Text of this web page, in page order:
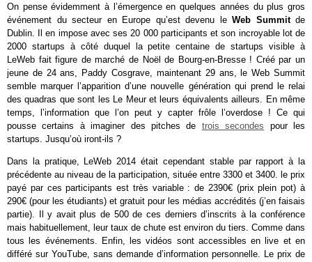
On pense évidemment à l’émergence en quelques années du plus gros
événement du secteur en Europe qu’est devenu le Web Summitde
Dublin. Il en impose avec ses 20 000 participants et son incroyable lot de
2000 startups à côté duquel la petite centaine de startups visible à
LeWeb fait figure de marché de Noël de Bourg-en-Bresse ! Créé par un
jeune de 24 ans, Paddy Cosgrave, maintenant 29 ans, le Web Summit
semble marquer l’apparition d’une nouvelle génération qui prend le relai
des quadras que sont les Le Meur et leurs équivalents ailleurs. En même
temps, l’information que l’on peut y capter frôle l’overdose ! Ce qui
pousse certains à imaginer des pitches de trois secondes pour les
startups. Jusqu’où iront-ils ?
Dans la pratique, LeWeb 2014 était cependant stable par rapport à la
précédente au niveau de la participation, située entre 3300 et 3400. le prix
payé par ces participants est très variable : de 2390€ (prix plein pot) à
290€ (pour les étudiants) et gratuit pour les médias accrédités (j’en faisais
partie). Il y avait plus de 500 de ces derniers d’inscrits à la conférence
mais habituellement, leur taux de chute est environ du tiers. Comme dans
tous les événements. Enfin, les vidéos sont accessibles en live et en
différé sur YouTube, sans demande d’information personnelle. Le prix de